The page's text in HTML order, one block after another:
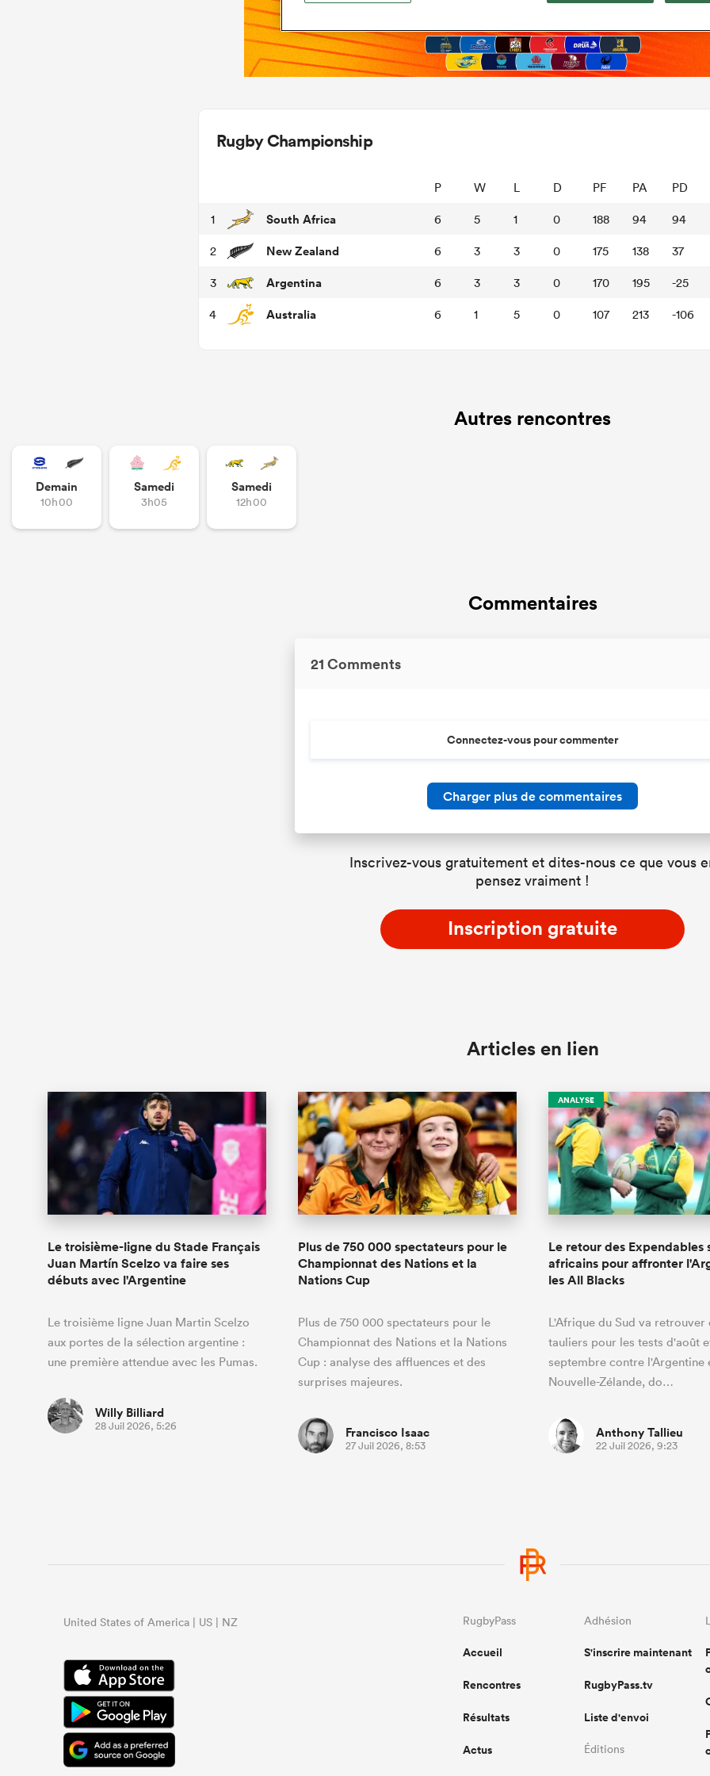
Rugby Championship
P W L D PF PA PD
1 South Africa 6 5 1 0 188 94 94
2 New Zealand 6 3 3 0 175 138 37
3 Argentina 6 3 3 0 170 195 -25
4 Australia 6 1 5 0 107 213 -106
Autres rencontres
Demain
10h00
Samedi
3h05
Samedi
12h00
Commentaires
21 Comments
Connectez-vous pour commenter
Charger plus de commentaires
Inscrivez-vous gratuitement et dites-nous ce que vous
pensez vraiment !
Inscription gratuite
Articles en lien
Le troisième-ligne du Stade Français
Juan Martín Scelzo va faire ses
débuts avec l'Argentine
Le troisième ligne Juan Martin Scelzo
aux portes de la sélection argentine :
une première attendue avec les Pumas.
Willy Billiard
28 Juil 2026, 5:26
Plus de 750 000 spectateurs pour le
Championnat des Nations et la
Nations Cup
Plus de 750 000 spectateurs pour le
Championnat des Nations et la Nations
Cup : analyse des affluences et des
surprises majeures.
Francisco Isaac
27 Juil 2026, 8:53
ANALYSE
Le retour des Expendables
africains pour affronter
les All Blacks
L'Afrique du Sud va retrouver
tauliers pour les tests d'août
septembre contre l'Argentine
Nouvelle-Zélande, do…
Anthony Tallieu
22 Juil 2026, 9:23
United States of America | US | NZ RugbyPass
Accueil
Rencontres
Résultats
Actus
Adhésion
S'inscrire maintenant
RugbyPass.tv
Liste d'envoi
Éditions